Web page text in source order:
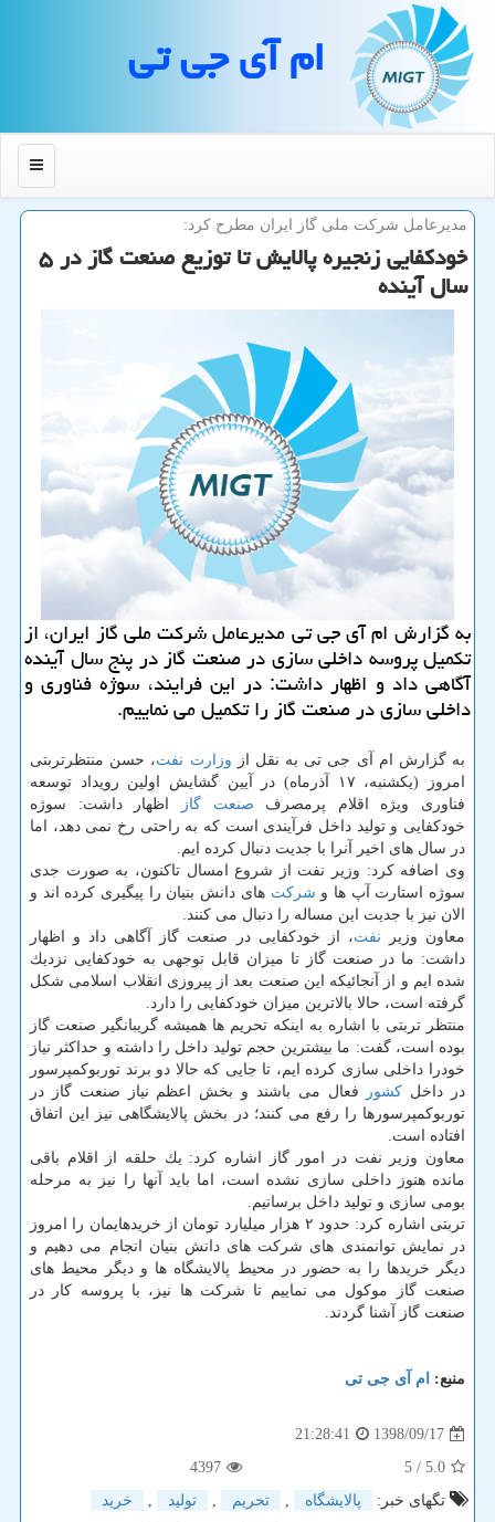
ام آی جی تی
منو
مدیرعامل شركت ملی گاز ایران مطرح كرد:
خودكفایی زنجیره پالایش تا توزیع صنعت گاز در ۵
سال آینده
به گزارش ام آی جی تی مدیرعامل شركت ملی گاز ایران، از
تكمیل پروسه داخلی سازی در صنعت گاز در پنج سال آینده
آگاهی داد و اظهار داشت: در این فرایند، سوژه فناوری و
داخلی سازی در صنعت گاز را تكمیل می نماییم.
به گزارش ام آی جی تی به نقل از وزارت نفت، حسن منتظرتربتی
امروز (یكشنبه، ۱۷ آذرماه) در آیین گشایش اولین رویداد توسعه
فناوری ویژه اقلام پرمصرف صنعت گاز
اظهار داشت: سوژه
خودكفایی و تولید داخل فرآیندی است كه به راحتی رخ نمی دهد، اما
در سال های اخیر آنرا با جدیت دنبال كرده ایم.
وی اضافه كرد: وزیر نفت از شروع امسال تاكنون، به صورت جدی
سوژه استارت آپ ها و شركت های دانش بنیان را پیگیری كرده اند و
الان نیز با جدیت این مساله را دنبال می كنند.
معاون وزیر نفت، از خودكفایی در صنعت گاز آگاهی داد و اظهار
داشت: ما در صنعت گاز تا میزان قابل توجهی به خودكفایی نزدیك
شده ایم و از آنجائیكه این صنعت بعد از پیروزی انقلاب اسلامی شكل
گرفته است، حالا بالاترین میزان خودكفایی را دارد.
منتظر تربتی با اشاره به اینكه تحریم ها همیشه گریبانگیر صنعت گاز
بوده است، گفت: ما بیشترین حجم تولید داخل را داشته و حداكثر نیاز
خودرا داخلی سازی كرده ایم، تا جایی كه حالا دو برند توربوكمپرسور
در داخل كشور
فعال می باشند و بخش اعظم نیاز صنعت گاز در
توربوكمپرسورها را رفع می كنند؛ در بخش پالایشگاهی نیز این اتفاق
افتاده است.
معاون وزیر نفت در امور گاز اشاره كرد: یك حلقه از اقلام باقی
مانده هنوز داخلی سازی نشده است، اما باید آنها را نیز به مرحله
بومی سازی و تولید داخل برسانیم.
تربتی اشاره كرد: حدود ۲ هزار میلیارد تومان از خریدهایمان را امروز
در نمایش توانمندی های شركت های دانش بنیان انجام می دهیم و
دیگر خریدها را به حضور در محیط پالایشگاه ها و دیگر محیط های
صنعت گاز موكول می نماییم تا شركت ها نیز، با پروسه كار در
صنعت گاز آشنا گردند.
منبع: ام آی جی تی
1398/09/17
21:28:41
5.0
/ 5
4397
تگهای خبر:
پالایشگاه , تحریم , تولید , خرید